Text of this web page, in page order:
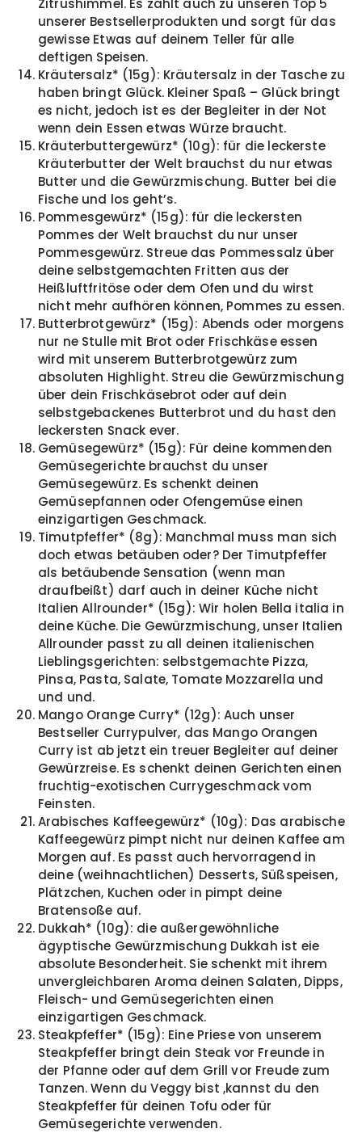
Zitrushimmel. Es zählt auch zu unseren Top 5
unserer Bestsellerprodukten und sorgt für das
gewisse Etwas auf deinem Teller für alle
deftigen Speisen.
Kräutersalz* (15g): Kräutersalz in der Tasche zu
haben bringt Glück. Kleiner Spaß – Glück bringt
es nicht, jedoch ist es der Begleiter in der Not
wenn dein Essen etwas Würze braucht.
Kräuterbuttergewürz* (10g): für die leckerste
Kräuterbutter der Welt brauchst du nur etwas
Butter und die Gewürzmischung. Butter bei die
Fische und los geht’s.
Pommesgewürz* (15g): für die leckersten
Pommes der Welt brauchst du nur unser
Pommesgewürz. Streue das Pommessalz über
deine selbstgemachten Fritten aus der
Heißluftfritöse oder dem Ofen und du wirst
nicht mehr aufhören können, Pommes zu essen.
Butterbrotgewürz* (15g): Abends oder morgens
nur ne Stulle mit Brot oder Frischkäse essen
wird mit unserem Butterbrotgewürz zum
absoluten Highlight. Streu die Gewürzmischung
über dein Frischkäsebrot oder auf dein
selbstgebackenes Butterbrot und du hast den
leckersten Snack ever.
Gemüsegewürz* (15g): Für deine kommenden
Gemüsegerichte brauchst du unser
Gemüsegewürz. Es schenkt deinen
Gemüsepfannen oder Ofengemüse einen
einzigartigen Geschmack.
Timutpfeffer* (8g): Manchmal muss man sich
doch etwas betäuben oder? Der Timutpfeffer
als betäubende Sensation (wenn man
draufbeißt) darf auch in deiner Küche nicht
Italien Allrounder* (15g): Wir holen Bella italia in
deine Küche. Die Gewürzmischung, unser Italien
Allrounder passt zu all deinen italienischen
Lieblingsgerichten: selbstgemachte Pizza,
Pinsa, Pasta, Salate, Tomate Mozzarella und
und und.
Mango Orange Curry* (12g): Auch unser
Bestseller Currypulver, das Mango Orangen
Curry ist ab jetzt ein treuer Begleiter auf deiner
Gewürzreise. Es schenkt deinen Gerichten einen
fruchtig-exotischen Currygeschmack vom
Feinsten.
Arabisches Kaffeegewürz* (10g): Das arabische
Kaffeegewürz pimpt nicht nur deinen Kaffee am
Morgen auf. Es passt auch hervorragend in
deine (weihnachtlichen) Desserts, Süßspeisen,
Plätzchen, Kuchen oder in pimpt deine
Bratensoße auf.
Dukkah* (10g): die außergewöhnliche
ägyptische Gewürzmischung Dukkah ist eie
absolute Besonderheit. Sie schenkt mit ihrem
unvergleichbaren Aroma deinen Salaten, Dipps,
Fleisch- und Gemüsegerichten einen
einzigartigen Geschmack.
Steakpfeffer* (15g): Eine Priese von unserem
Steakpfeffer bringt dein Steak vor Freunde in
der Pfanne oder auf dem Grill vor Freude zum
Tanzen. Wenn du Veggy bist ,kannst du den
Steakpfeffer für deinen Tofu oder für
Gemüsegerichte verwenden.